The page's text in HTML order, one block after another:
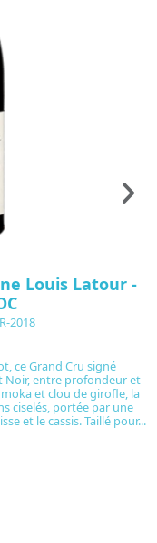
Louis Latour -
2018
ce Grand Cru signé
Noir, entre profondeur et
et clou de girofle, la
ciselés, portée par une
et le cassis. Taillé pour...